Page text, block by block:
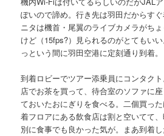
ぽいので諦め。行き先は羽田だからす
ニタは機首・尾翼のライブカメラがち
けど（15fps?）見られるのがとてもい
っという間に羽田空港に定刻通り到着。
到着ロビーでツアー添乗員にコンタク
店でお茶を買って、待合室のソファに
ておいたおにぎりを食べる。二個買っ
着フロアにある飲食店は割と空いてて
別に食事でも良かった気が。まあ到着し